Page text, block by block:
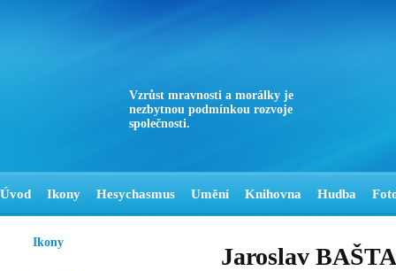
Vzrůst mravnosti a morálky je
nezbytnou podmínkou rozvoje
společnosti.
Úvod Ikony Hesychasmus Umění Knihovna Hudba
Ikony
Jaroslav